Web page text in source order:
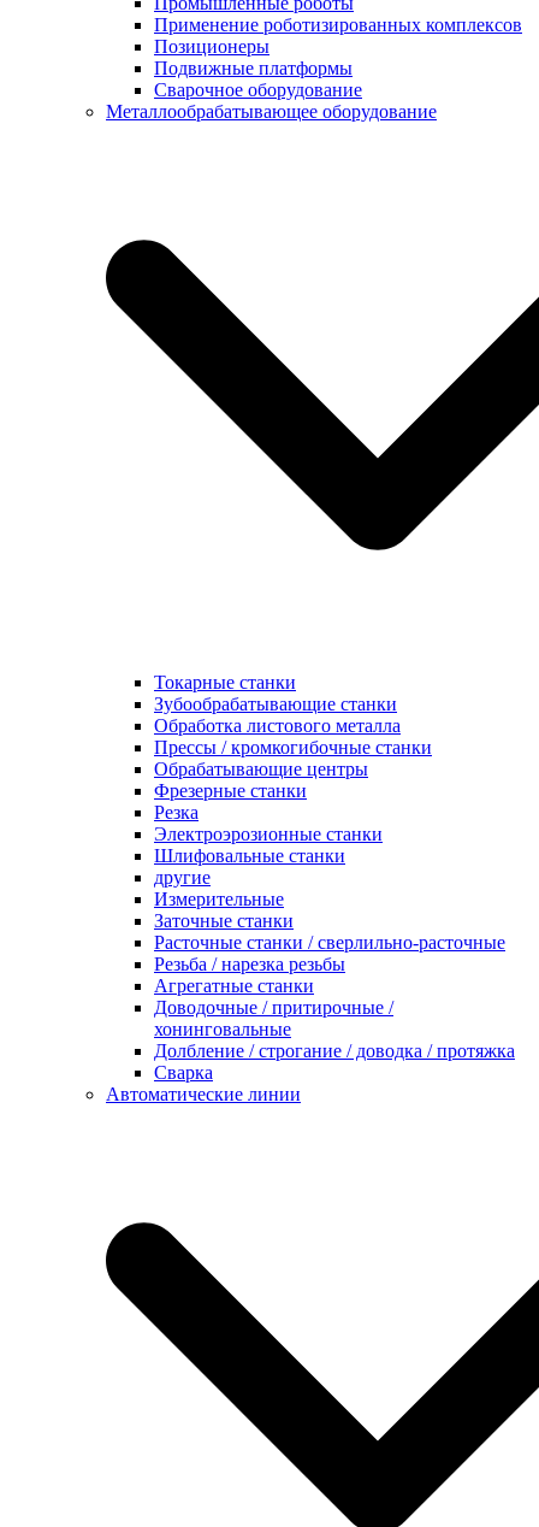
Применение роботизированных комплексов
Позиционеры
Подвижные платформы
Сварочное оборудование
Металлообрабатывающее оборудование
Токарные станки
Зубообрабатывающие станки
Обработка листового металла
Прессы / кромкогибочные станки
Обрабатывающие центры
Фрезерные станки
Резка
Электроэрозионные станки
Шлифовальные станки
другие
Измерительные
Заточные станки
Расточные станки / сверлильно-расточные
Резьба / нарезка резьбы
Агрегатные станки
Доводочные / притирочные /
хонинговальные
Долбление / строгание / доводка / протяжка
Сварка
Автоматические линии